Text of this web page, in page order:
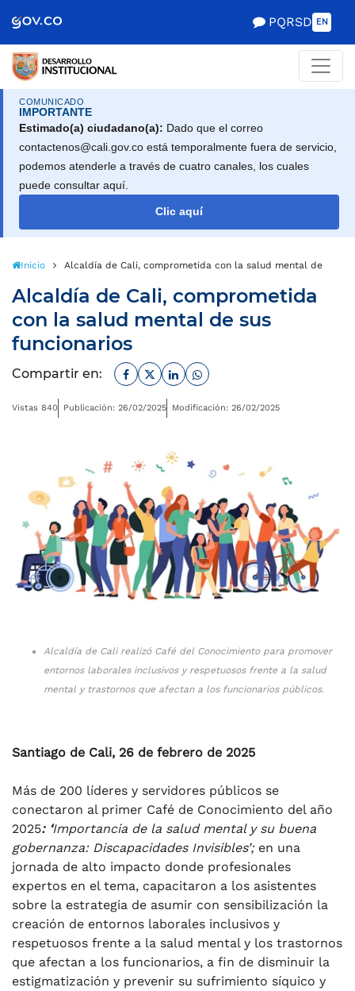
de Gobierno
PQRSD EN
COMUNICADO
IMPORTANTE
Estimado(a) ciudadano(a): Dado que el correo
contactenos@cali.gov.co está temporalmente fuera de servicio,
podemos atenderle a través de cuatro canales, los cuales
puede consultar aquí.
Clic aquí
Inicio Alcaldía de Cali, comprometida con la salud mental de sus
Alcaldía de Cali, comprometida
con la salud mental de sus
funcionarios
Compartir en: Facebook
TwitterLinkedinWhatsapp
Vistas 840 Publicación: 26/02/2025 Modificación: 26/02/2025
Alcaldía de Cali realizó Café del Conocimiento para promover
entornos laborales inclusivos y respetuosos frente a la salud
mental y trastornos que afectan a los funcionarios públicos.
Santiago de Cali, 26 de febrero de 2025
Más de 200 líderes y servidores públicos se
conectaron al primer Café de Conocimiento del año
2025: ‘Importancia de la salud mental y su buena
gobernanza: Discapacidades Invisibles’;en una
jornada de alto impacto donde profesionales
expertos en el tema, capacitaron a los asistentes
sobre la estrategia de asumir con sensibilización la
creación de entornos laborales inclusivos y
respetuosos frente a la salud mental y los trastornos
que afectan a los funcionarios, a fin de disminuir la
estigmatización y prevenir su sufrimiento síquico y